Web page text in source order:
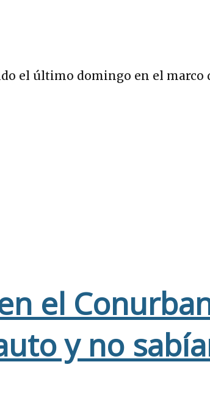
el último domingo en el
el
y no